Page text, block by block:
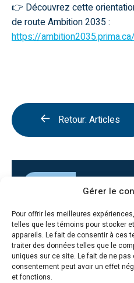
Gérer le
Pour offrir les meilleures
telles que les témoins pour stocker
appareils. Le fait de consentir à ces
traiter des données telles que le
uniques sur ce site. Le fait de ne
consentement peut avoir un effet
et fonctions.
Non classé
👉 Découvrez cette
de routeAmbition 2035:
https://
Retour: Articles